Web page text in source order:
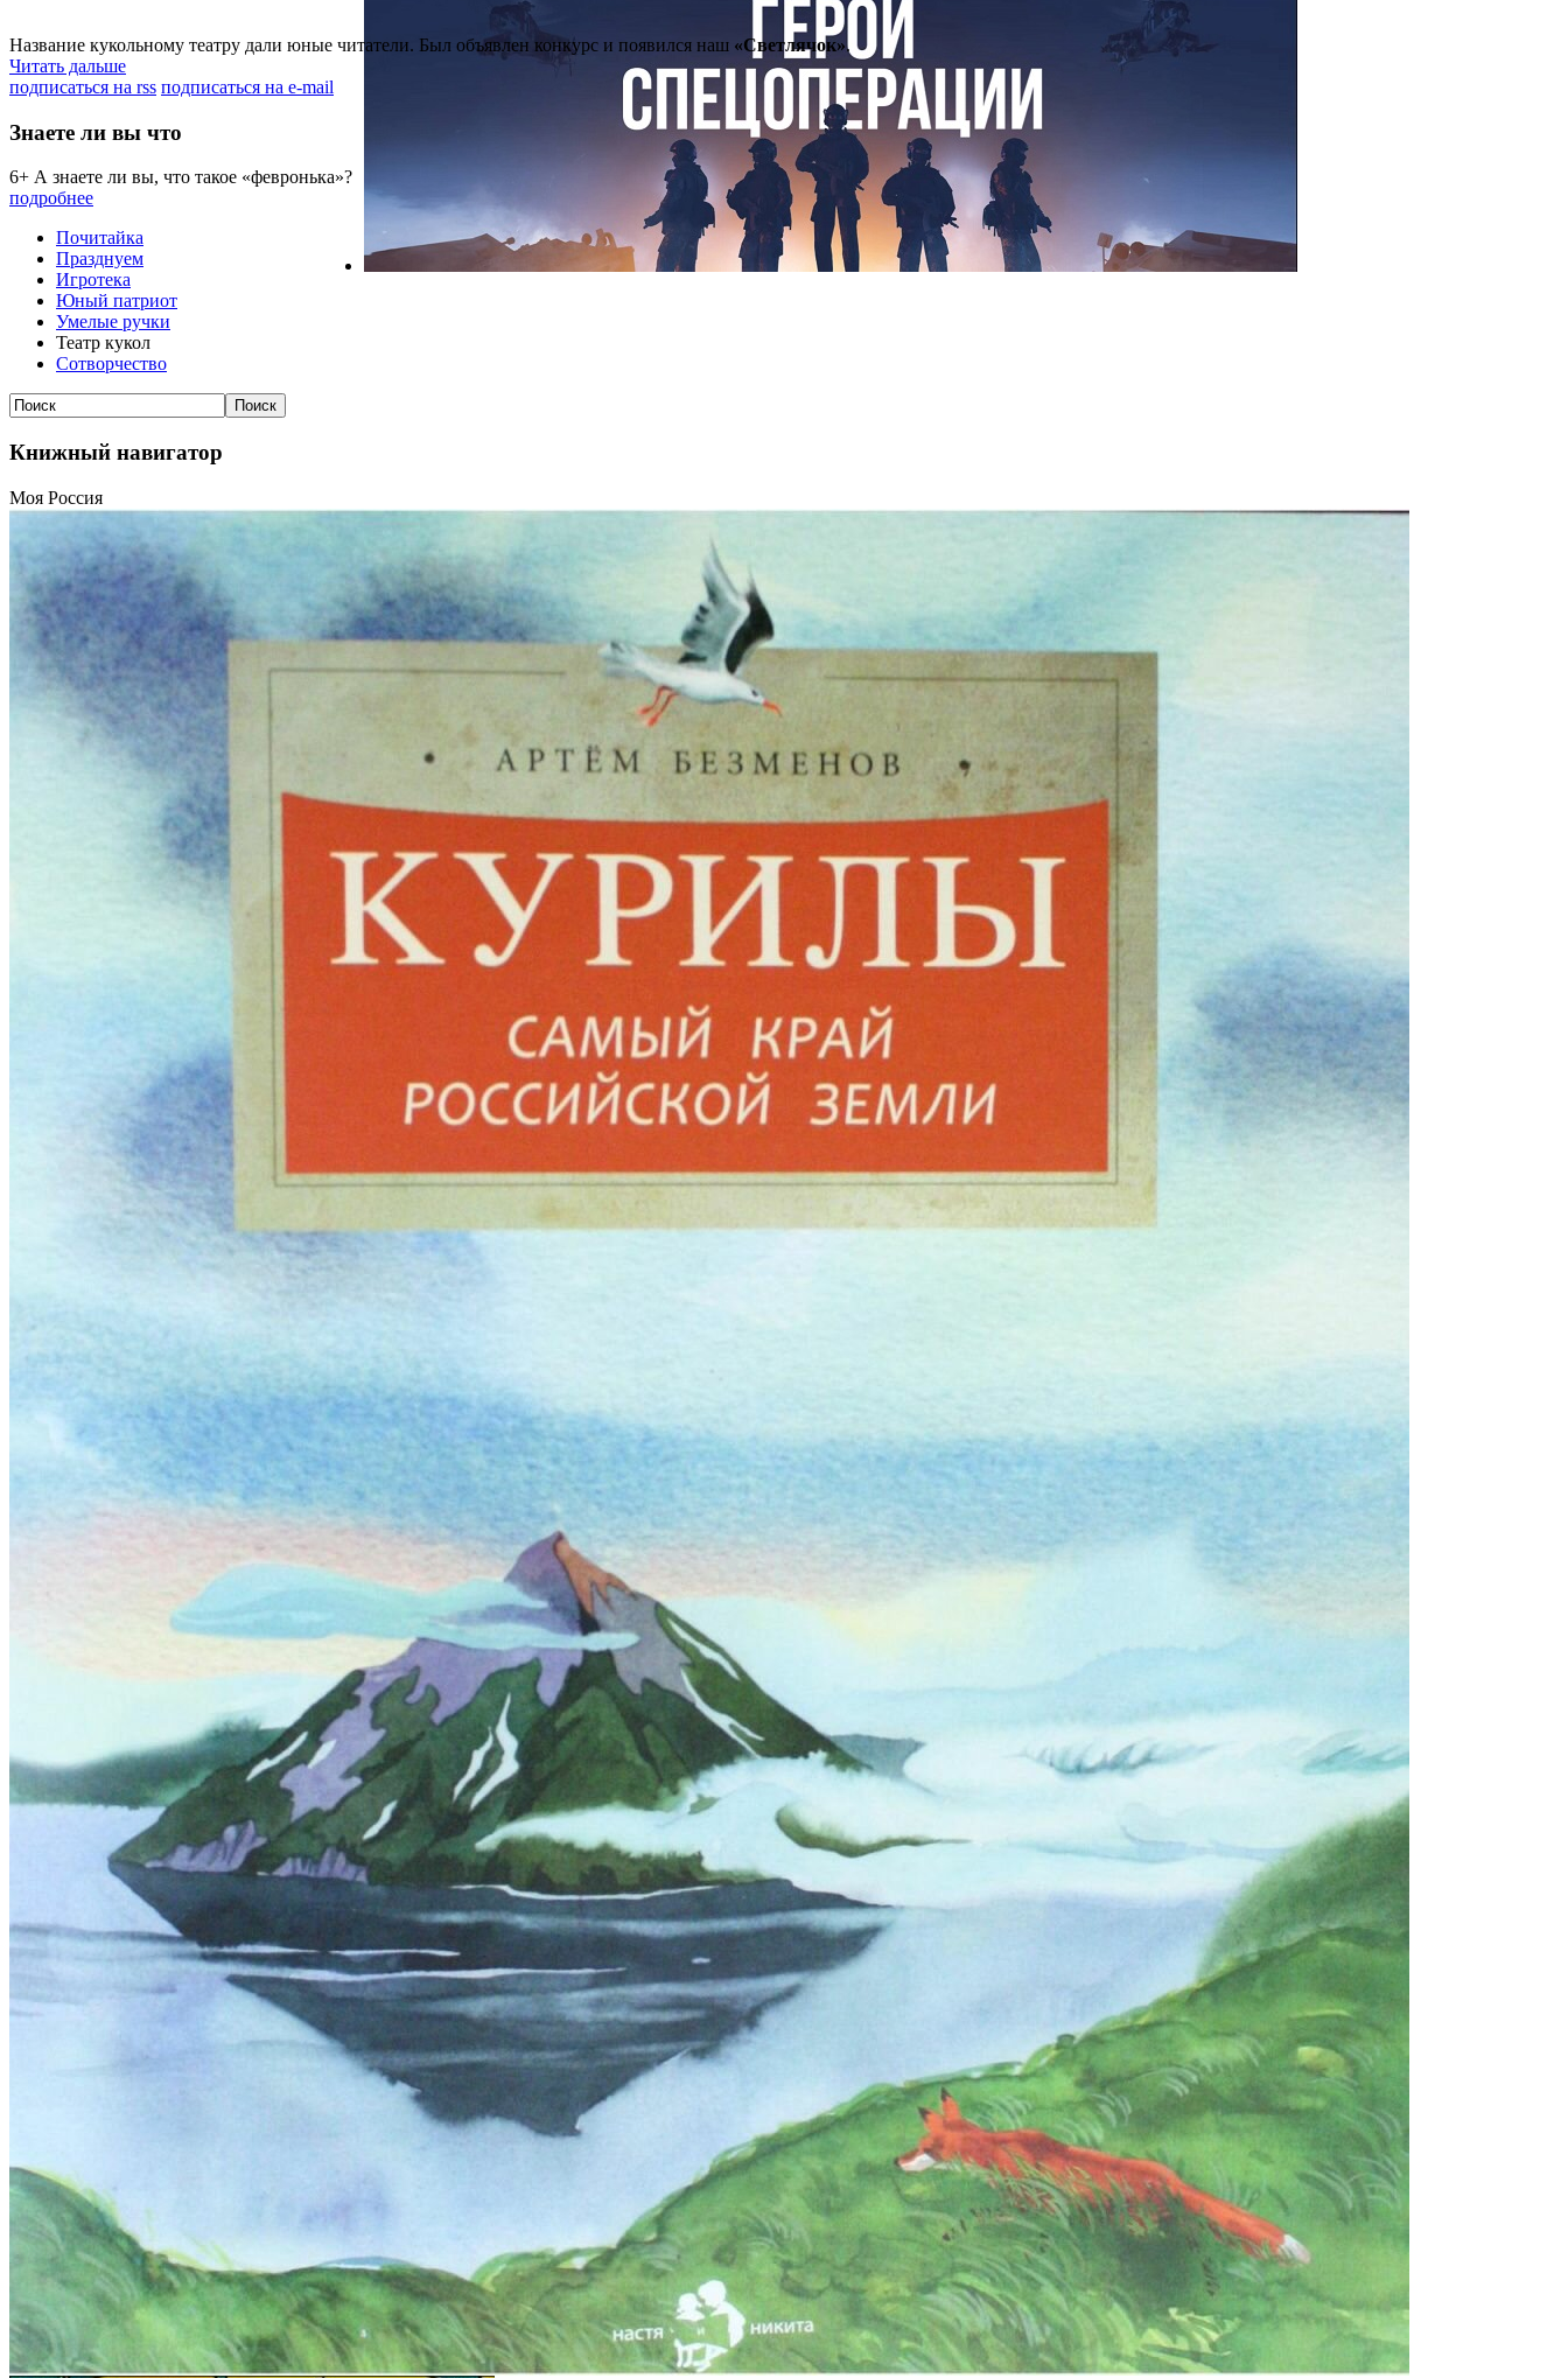
Название кукольному театру дали юные читатели. Был объявлен конкурс и появился наш «Светлячок».
Читать дальше
подписаться на rss подписаться на e-mail
Знаете ли вы что
6+ А знаете ли вы, что такое «февронька»?
подробнее
Почитайка
Празднуем
Игротека
Юный патриот
Умелые ручки
Театр кукол
Сотворчество
Книжный навигатор
Моя Россия